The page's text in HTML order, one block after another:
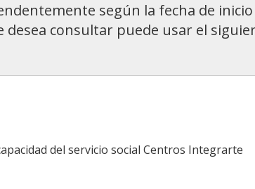
según la fecha de
desea consultar puede usar el
del servicio social Centros Integrarte